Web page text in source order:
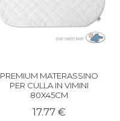
PREMIUM MATERASSINO
PER CULLA IN VIMINI
80X45CM
17.77 €